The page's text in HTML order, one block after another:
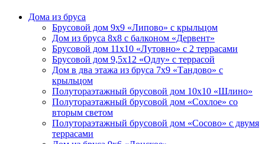
Дома из бруса
Брусовой дом 9х9 «Липово» с крыльцом
Дом из бруса 8х8 с балконом «Дервент»
Брусовой дом 11х10 «Лутовно» c 2 террасами
Брусовой дом 9,5х12 «Одлу» с террасой
Дом в два этажа из бруса 7х9 «Тандово» с
крыльцом
Полутораэтажный брусовой дом 10х10 «Шлино»
Полутораэтажный брусовой дом «Сохлое» со
вторым светом
Полутораэтажный брусовой дом «Сосово» с двумя
террасами